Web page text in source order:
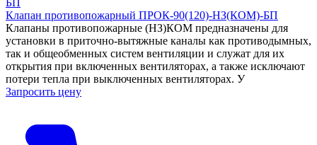
Клапан противопожарный ПРОК-90(120)-НЗ(КОМ)-БП
Клапаны противопожарные (НЗ)КОМ предназначены для
установки в приточно-вытяжные каналы как противодымных,
так и общеобменных систем вентиляции и служат для их
открытия при включенных вентиляторах, а также исключают
потери тепла при выключенных вентиляторах. У
Запросить цену